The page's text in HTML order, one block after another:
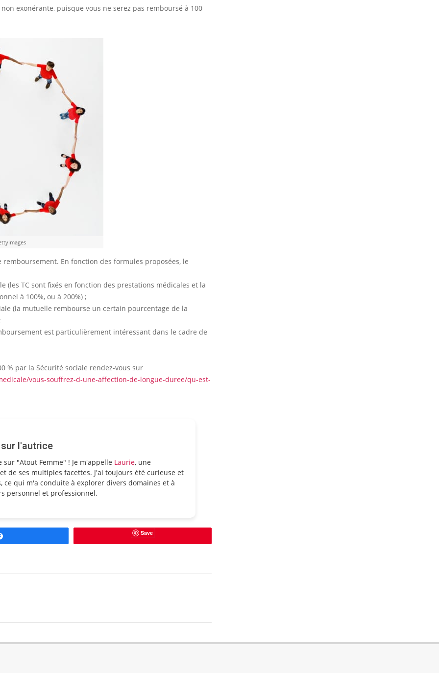
exonérante, puisque vous ne serez pas remboursé à 100
En fonction des formules proposées, le
(les TC sont fixés en fonction des prestations médicales et la
à 100%, ou à 200%) ;
(la mutuelle rembourse un certain pourcentage de la
est particulièrement intéressant dans le cadre de
% par la Sécurité sociale rendez-vous sur
vous-souffrez-d-une-affection-de-longue-duree/qu-est-
l'autrice
"Atout Femme" ! Je m'appelle Laurie, une
de ses multiples facettes. J'ai toujours été curieuse et
ce qui m'a conduite à explorer divers domaines et à
personnel et professionnel.
Save